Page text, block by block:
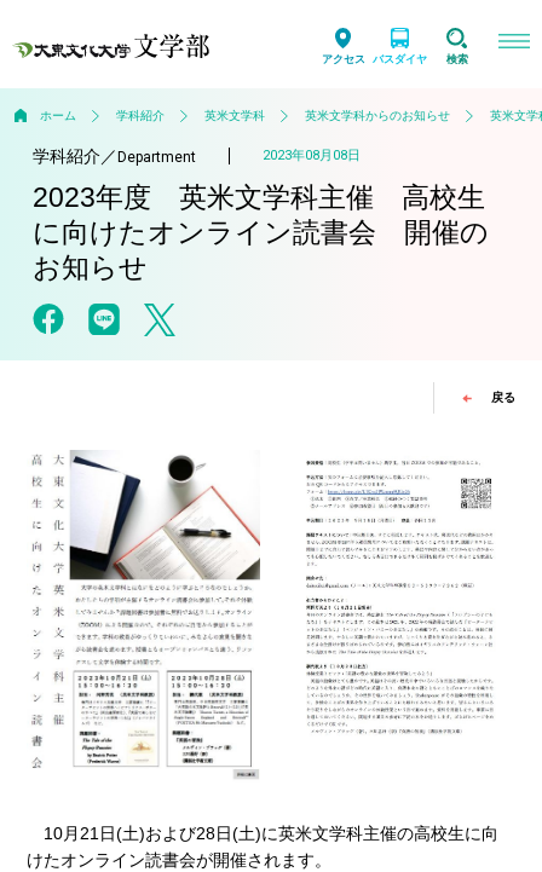
アクセス バスダイヤ 検索
ホーム 学科紹介 英米文学科 英米文学科からのお知らせ 英米文学
学科紹介／Department 2023年08月08日
2023年度 英米文学科主催 高校生
に向けたオンライン読書会 開催の
お知らせ
戻る
10月21日(土)および28日(土)に英米文学科主催の高校生に向
けたオンライン読書会が開催されます。